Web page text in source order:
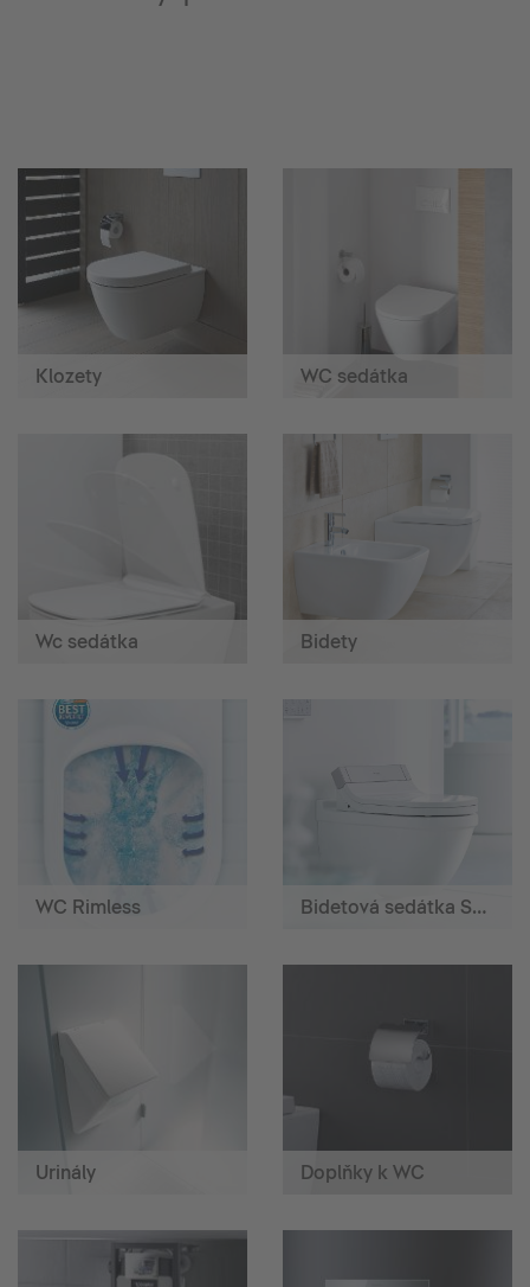
Klozety WC sedátka
Wc sedátka Bidety
WC Rimless Bidetová sedátka SensoWash®
Urinály Doplňky k WC